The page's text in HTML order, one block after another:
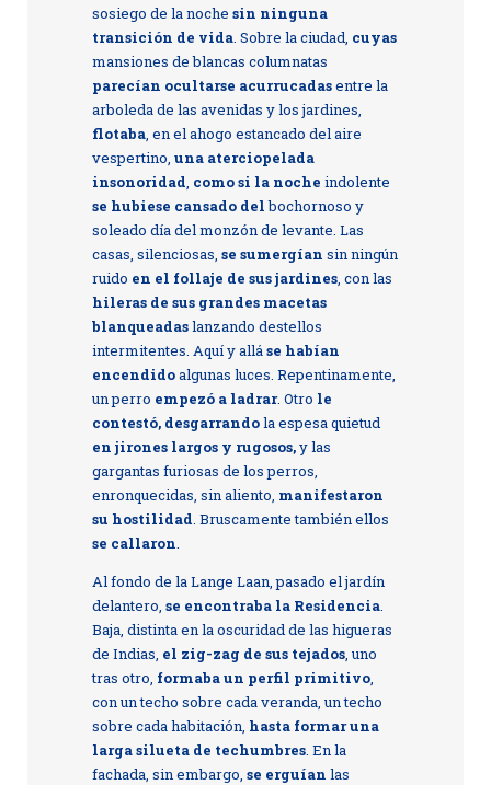
sosiego de la noche sin ninguna
transición de vida. Sobre la ciudad, cuyas
mansiones de blancas columnatas
parecían ocultarse acurrucadasentre la
arboleda de las avenidas y los jardines,
flotaba, en el ahogo estancado del aire
vespertino, una aterciopelada
insonoridad, como si la noche indolente
se hubiese cansado delbochornoso y
soleado día del monzón de levante. Las
casas, silenciosas, se sumergían sin ningún
ruido en el follaje de sus jardines, con las
hileras de sus grandes macetas
blanqueadaslanzando destellos
intermitentes. Aquí y alláse habían
encendidoalgunas luces. Repentinamente,
un perro empezó a ladrar. Otro le
contestó, desgarrandola espesa quietud
en jirones largos y rugosos,y las
gargantas furiosas de los perros,
enronquecidas, sin aliento, manifestaron
su hostilidad. Bruscamente también ellos
se callaron.
Al fondo de la Lange Laan, pasado el jardín
delantero, se encontraba la Residencia.
Baja, distinta en la oscuridad de las higueras
de Indias, el zig-zag de sus tejados, uno
tras otro, formaba un perfil primitivo,
con un techo sobre cada veranda, un techo
sobre cada habitación, hasta formar una
larga silueta de techumbres. En la
fachada, sin embargo, se erguían las